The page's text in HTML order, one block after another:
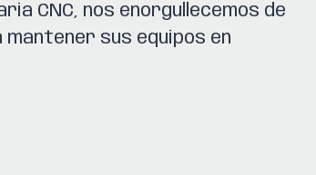
CNC, nos enorgullecemos de
sus equipos en